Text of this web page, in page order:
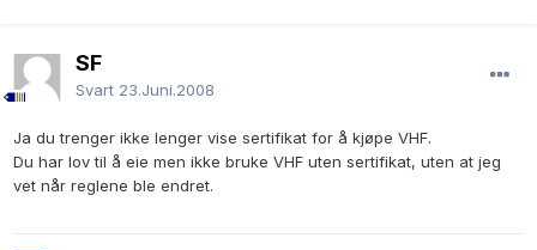
SF
Svart 23.Juni.2008
Ja du trenger ikke lenger vise sertifikat for å kjøpe VHF.
Du har lov til å eie men ikke bruke VHF uten sertifikat, uten at jeg
vet når reglene ble endret.